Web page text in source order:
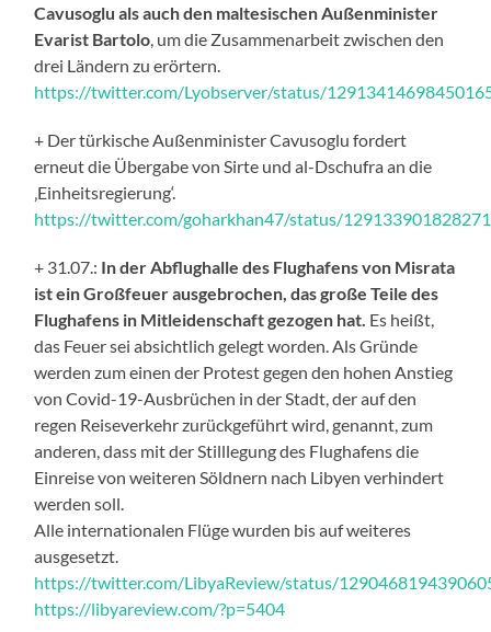
Cavusoglu als auch den maltesischen Außenminister
Evarist Bartolo , um die Zusammenarbeit zwischen den
drei Ländern zu erörtern.
https://twitter.com/Lyobserver/status/
+ Der türkische Außenminister Cavusoglu fordert
erneut die Übergabe von Sirte und al-Dschufra an die
‚Einheitsregierung‘.
https://twitter.com/goharkhan47/status/
+ 31.07.: In der Abflughalle des Flughafens von Misrata
ist ein Großfeuer ausgebrochen, das große Teile des
Flughafens in Mitleidenschaft gezogen hat. Es heißt,
das Feuer sei absichtlich gelegt worden. Als Gründe
werden zum einen der Protest gegen den hohen Anstieg
von Covid-19-Ausbrüchen in der Stadt, der auf den
regen Reiseverkehr zurückgeführt wird, genannt, zum
anderen, dass mit der Stilllegung des Flughafens die
Einreise von weiteren Söldnern nach Libyen verhindert
werden soll.
Alle internationalen Flüge wurden bis auf weiteres
ausgesetzt.
https://twitter.com/LibyaReview/status/
https://libyareview.com/?p=5404